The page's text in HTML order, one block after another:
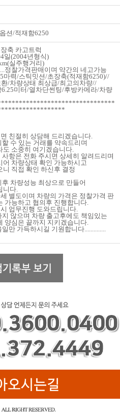
션/적재함6250
축 카고트럭
일(2004년형식)
실주행거리)
정찰가격판매이며 약간의 네고가능
마력/스틱밋션/초장축(적재함6250)//
/차량상태 최상급/최고의차량//
미터/열차단썬팅/후방카메라/차량
친절히 상담해 드리겠습니다.
수 있는 거래를 약속드리며
도 소중히 여기겠습니다.
항은 전화 주시면 상세히 알려드리며
어 차량상태 확인 가능하시고
직접 확인 하신후 결정
차량성능 최상으로 만들어
니다.
별도이며 차량의 가격은 정찰가격 판
가능하고 협의후 진행합니다.
업무진행 도와드립니다.
않으며 차량 출고후에도 책임있는
양심은 끝까지 지키겠습니다.
만 가득하시길 기원합니다..............